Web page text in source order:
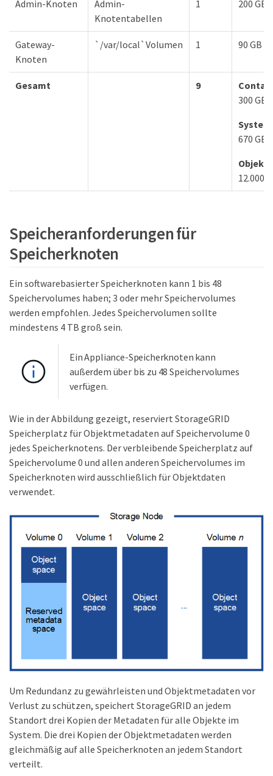
Admin-Knoten
Admin-
Knotentabellen
1 200 GB
Gateway-
Knoten
`/var/local`Volumen 1 90 GB
Gesamt 9
300 GB
670 GB
12.000
Speicheranforderungen für
Speicherknoten
Ein softwarebasierter Speicherknoten kann 1 bis 48
Speichervolumes haben; 3 oder mehr Speichervolumes
werden empfohlen. Jedes Speichervolumen sollte
mindestens 4 TB groß sein.
Ein Appliance-Speicherknoten kann
außerdem über bis zu 48 Speichervolumes
verfügen.
Wie in der Abbildung gezeigt, reserviert StorageGRID
Speicherplatz für Objektmetadaten auf Speichervolume 0
jedes Speicherknotens. Der verbleibende Speicherplatz auf
Speichervolume 0 und allen anderen Speichervolumes im
Speicherknoten wird ausschließlich für Objektdaten
verwendet.
Um Redundanz zu gewährleisten und Objektmetadaten vor
Verlust zu schützen, speichert StorageGRID an jedem
Standort drei Kopien der Metadaten für alle Objekte im
System. Die drei Kopien der Objektmetadaten werden
gleichmäßig auf alle Speicherknoten an jedem Standort
verteilt.